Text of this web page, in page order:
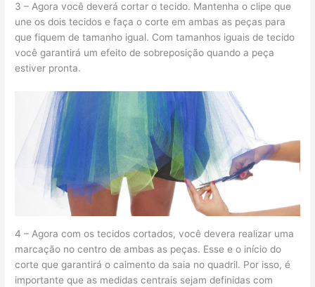
3 – Agora você deverá cortar o tecido. Mantenha o clipe que
une os dois tecidos e faça o corte em ambas as peças para
que fiquem de tamanho igual. Com tamanhos iguais de tecido
você garantirá um efeito de sobreposição quando a peça
estiver pronta.
4 – Agora com os tecidos cortados, você devera realizar uma
marcação no centro de ambas as peças. Esse e o início do
corte que garantirá o caimento da saia no quadril. Por isso, é
importante que as medidas centrais sejam definidas com